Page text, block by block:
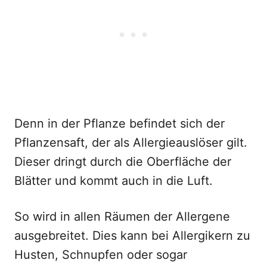
Denn in der Pflanze befindet sich der
Pflanzensaft, der als Allergieauslöser gilt.
Dieser dringt durch die Oberfläche der
Blätter und kommt auch in die Luft.
So wird in allen Räumen der Allergene
ausgebreitet. Dies kann bei Allergikern zu
Husten, Schnupfen oder sogar